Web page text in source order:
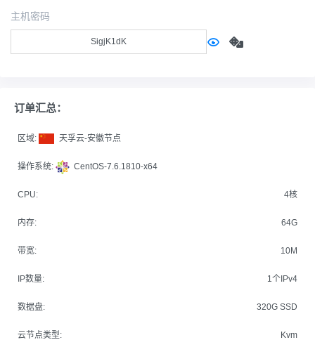
主机密码
订单汇总：
区域: 天孚云-安徽节点
操作系统: CentOS-7.6.1810-x64
CPU: 4核
内存: 64G
带宽: 10M
IP数量: 1个IPv4
数据盘: 320G SSD
云节点类型: Kvm